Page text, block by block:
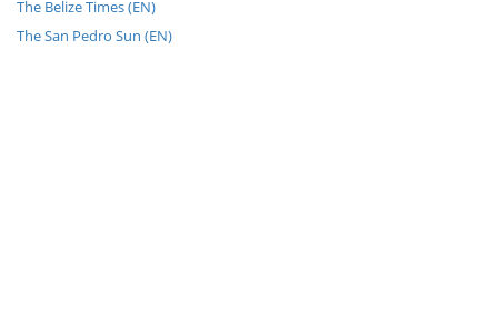
The Belize Times (EN)
The San Pedro Sun (EN)